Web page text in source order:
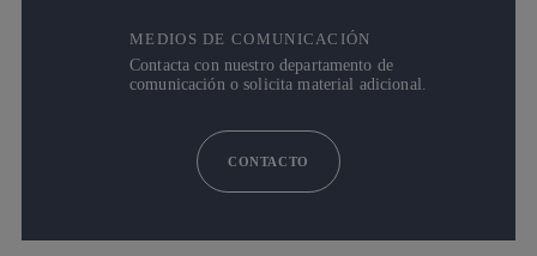
MEDIOS DE COMUNICACIÓN
Contacta con nuestro departamento de
comunicación o solicita material adicional.
CONTACTO